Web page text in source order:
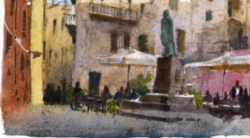
Blog
Bronnen
Vind een winkel